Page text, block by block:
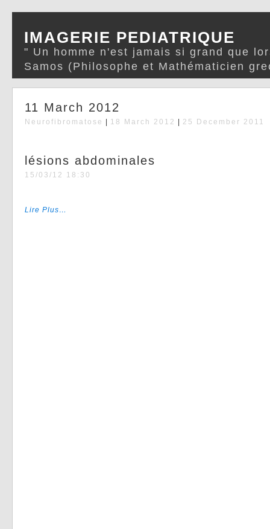
IMAGERIE PEDIATRIQUE
" Un homme n'est jamais si grand que
Samos (Philosophe et Mathématicien
11 March 2012
Neurofibromatose 18 March 2012 25 December 2011
lésions abdominales
15/03/12 18:30
Lire Plus…